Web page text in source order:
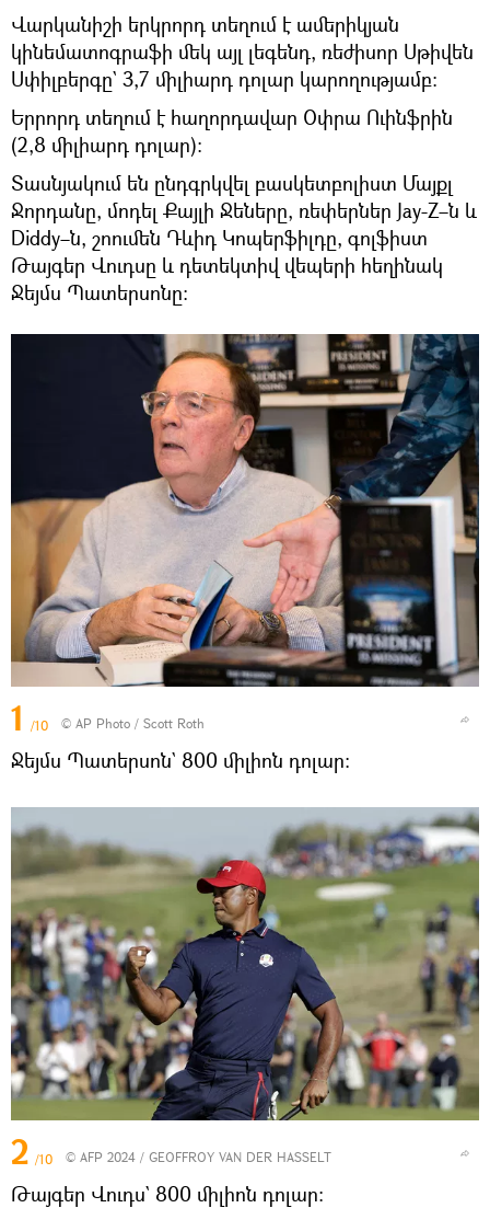
Վարկանիշի երկրորդ տեղում է ամերիկյան
կինեմատոգրաֆի մեկ այլ լեգենդ, ռեժիսոր Սթիվեն
Սփիլբերգը` 3,7 միլիարդ դոլար կարողությամբ։
Երրորդ տեղում է հաղորդավար Օփրա Ուինֆրին
(2,8 միլիարդ դոլար)։
Տասնյակում են ընդգրկվել բասկետբոլիստ Մայքլ
Ջորդանը, մոդել Քայլի Ջեները, ռեփերներ Jay-Z–ն և
Diddy–ն, շոումեն Դևիդ Կոպերֆիլդը, գոլֆիստ
Թայգեր Վուդսը և դետեկտիվ վեպերի հեղինակ
Ջեյմս Պատերսոնը։
1 /10 © AP Photo / Scott Roth
Ջեյմս Պատերսոն` 800 միլիոն դոլար։
2 /10 © AFP 2024 / GEOFFROY VAN DER HASSELT
Թայգեր Վուդս` 800 միլիոն դոլար։